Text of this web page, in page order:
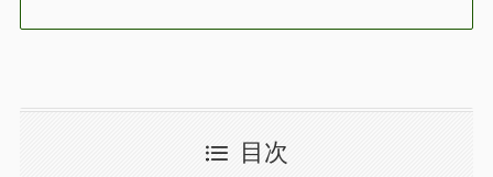
目次